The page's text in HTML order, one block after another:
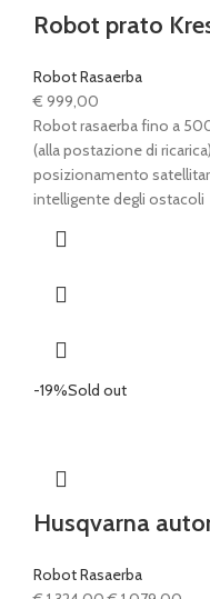
Robot prato
Robot Rasaerba
€ 999,00
Robot rasaerba fino a
(alla postazione di
posizionamento
intelligente degli ostacoli
-19%Sold out
Husqvarna
Robot Rasaerba